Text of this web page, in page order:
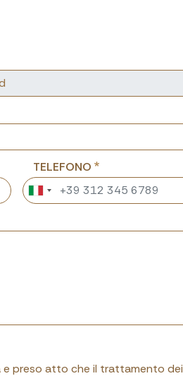
TELEFONO
e preso atto che il trattamento dei